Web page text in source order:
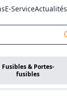
E-ServiceActualités
Fusibles & Portes-
fusibles